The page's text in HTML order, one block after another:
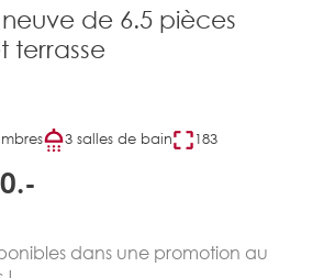
de 6.5 pièces
terrasse
3 salles de bain 183
dans une promotion au